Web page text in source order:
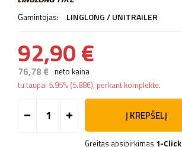
Gamintojas: LINGLONG / UNITRAILER
92,90 €
76,78 € neto kaina
tu taupai 5.95% (5.88€), perkant komplekte.
Į KREPŠELĮ
Greitas apsipirkimas 1-Click